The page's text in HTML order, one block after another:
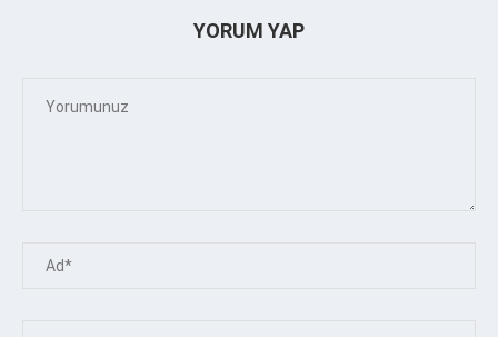
YORUM YAP